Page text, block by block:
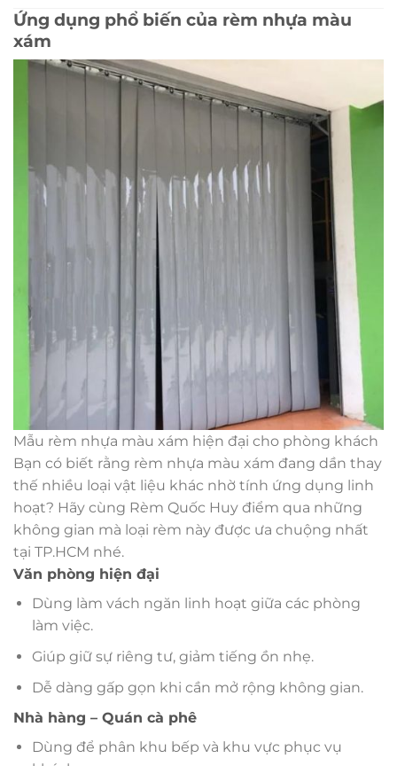
Ứng dụng phổ biến của rèm nhựa màu
xám
Mẫu rèm nhựa màu xám hiện đại cho phòng khách
Bạn có biết rằng rèm nhựa màu xám đang dần thay
thế nhiều loại vật liệu khác nhờ tính ứng dụng linh
hoạt? Hãy cùng Rèm Quốc Huy điểm qua những
không gian mà loại rèm này được ưa chuộng nhất
tại TP.HCM nhé.
Văn phòng hiện đại
Dùng làm vách ngăn linh hoạt giữa các phòng
làm việc.
Giúp giữ sự riêng tư, giảm tiếng ồn nhẹ.
Dễ dàng gấp gọn khi cần mở rộng không gian.
Nhà hàng – Quán cà phê
Dùng để phân khu bếp và khu vực phục vụ